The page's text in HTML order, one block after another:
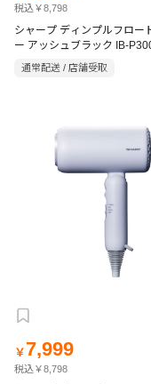
税込￥8,798
シャープ ディンプルフロー
ー アッシュブラック IB-
通常配送 / 店舗受取
￥ 7,999
税込￥8,798